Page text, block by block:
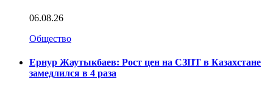
06.08.26
Общество
Ернур Жаутыкбаев: Рост цен на СЗПТ в Казахстане
замедлился в 4 раза